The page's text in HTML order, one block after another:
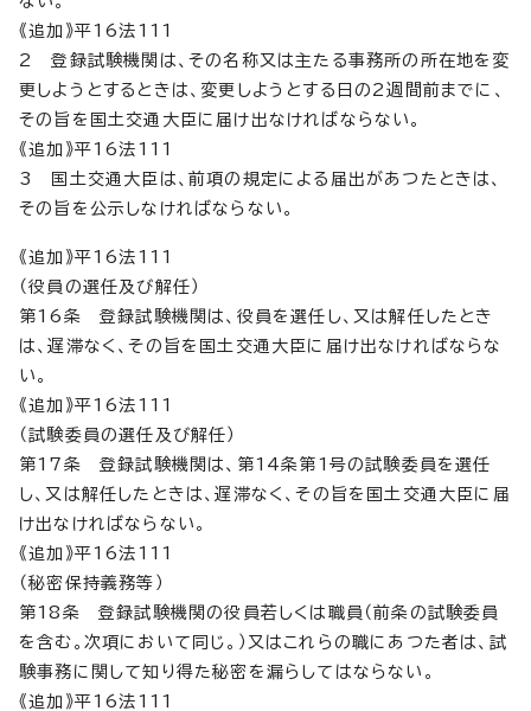
《追加》平16法111
2 登録試験機関は、その名称又は主たる事務所の所在地を変
更しようとするときは、変更しようとする日の2週間前までに、
その旨を国土交通大臣に届け出なければならない。
《追加》平16法111
3 国土交通大臣は、前項の規定による届出があつたときは、
その旨を公示しなければならない。
《追加》平16法111
（役員の選任及び解任）
第16条 登録試験機関は、役員を選任し、又は解任したとき
は、遅滞なく、その旨を国土交通大臣に届け出なければならな
い。
《追加》平16法111
（試験委員の選任及び解任）
第17条 登録試験機関は、第14条第1号の試験委員を選任
し、又は解任したときは、遅滞なく、その旨を国土交通大臣に届
け出なければならない。
《追加》平16法111
（秘密保持義務等）
第18条 登録試験機関の役員若しくは職員（前条の試験委員
を含む。次項において同じ。）又はこれらの職にあつた者は、試
験事務に関して知り得た秘密を漏らしてはならない。
《追加》平16法111